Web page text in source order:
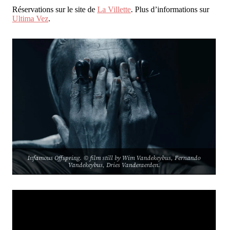
Réservations sur le site de La Villette. Plus d’informations sur
Ultima Vez.
Infamous Offspring. © film still by Wim Vandekeybus, Fernando
Vandekeybus, Dries Vanderaerden.